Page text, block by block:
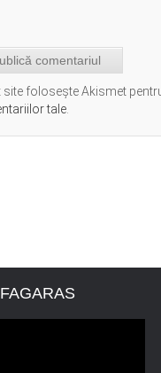
site folosește Akismet
tale.